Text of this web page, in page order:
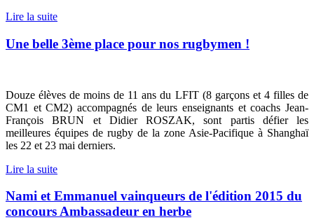
Lire la suite
Une belle 3ème place pour nos rugbymen !
Douze élèves de moins de 11 ans du LFIT (8 garçons et 4 filles de
CM1 et CM2) accompagnés de leurs enseignants et coachs Jean-
François BRUN et Didier ROSZAK, sont partis défier les
meilleures équipes de rugby de la zone Asie-Pacifique à Shanghaï
les 22 et 23 mai derniers.
Lire la suite
Nami et Emmanuel vainqueurs de l'édition 2015 du
concours Ambassadeur en herbe